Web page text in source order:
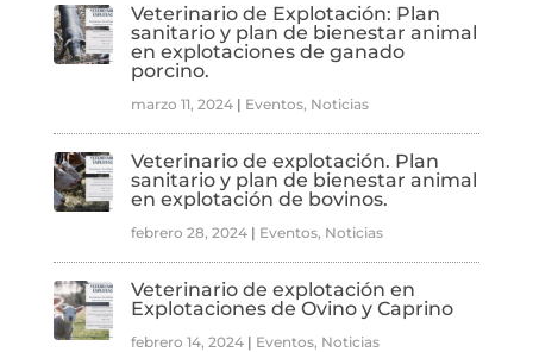
Veterinario de Explotación: Plan
sanitario y plan de bienestar animal
en explotaciones de ganado
porcino.
marzo 11, 2024| Eventos, Noticias
Veterinario de explotación. Plan
sanitario y plan de bienestar animal
en explotación de bovinos.
febrero 28, 2024| Eventos, Noticias
Veterinario de explotación en
Explotaciones de Ovino y Caprino
febrero 14, 2024| Eventos, Noticias